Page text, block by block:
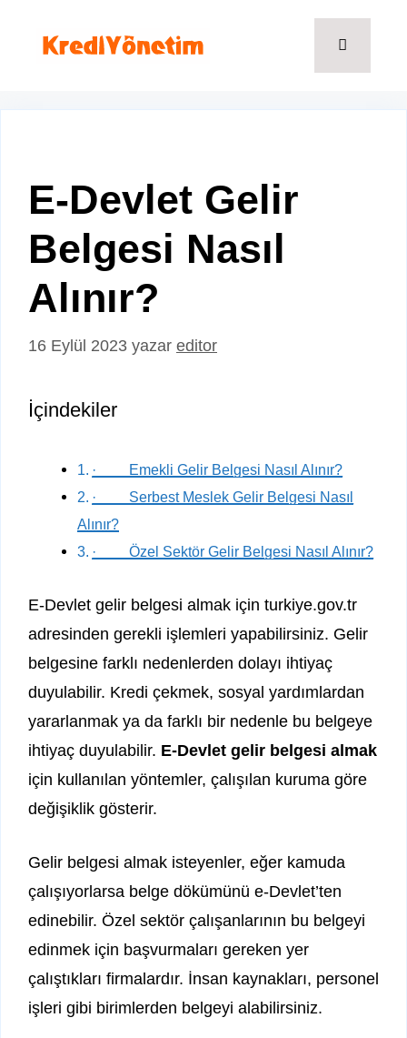
E-Devlet Gelir
Belgesi Nasıl
Alınır?
16 Eylül 2023 yazar editor
İçindekiler
· Emekli Gelir Belgesi Nasıl Alınır?
· Serbest Meslek Gelir Belgesi Nasıl
Alınır?
· Özel Sektör Gelir Belgesi Nasıl Alınır?
E-Devlet gelir belgesi almak için turkiye.gov.tr
adresinden gerekli işlemleri yapabilirsiniz. Gelir
belgesine farklı nedenlerden dolayı ihtiyaç
duyulabilir. Kredi çekmek, sosyal yardımlardan
yararlanmak ya da farklı bir nedenle bu belgeye
ihtiyaç duyulabilir. E-Devlet gelir belgesi almak
için kullanılan yöntemler, çalışılan kuruma göre
değişiklik gösterir.
Gelir belgesi almak isteyenler, eğer kamuda
çalışıyorlarsa belge dökümünü e-Devlet’ten
edinebilir. Özel sektör çalışanlarının bu belgeyi
edinmek için başvurmaları gereken yer
çalıştıkları firmalardır. İnsan kaynakları, personel
işleri gibi birimlerden belgeyi alabilirsiniz.